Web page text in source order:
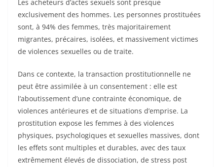
Les acheteurs d’actes sexuels sont presque
exclusivement des hommes. Les personnes prostituées
sont, à 94% des femmes, très majoritairement
migrantes, précaires, isolées, et massivement victimes
de violences sexuelles ou de traite.
Dans ce contexte, la transaction prostitutionnelle ne
peut être assimilée à un consentement : elle est
l’aboutissement d’une contrainte économique, de
violences antérieures et de situations d’emprise. La
prostitution expose les femmes à des violences
physiques, psychologiques et sexuelles massives, dont
les effets sont multiples et durables, avec des taux
extrêmement élevés de dissociation, de stress post